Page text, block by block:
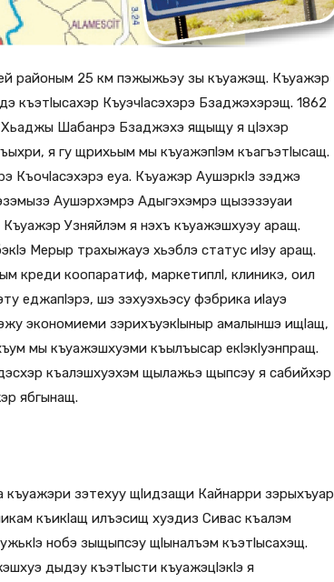
районым 25 км пэжыжьэу зы къуажэщ. Къуажэр
къэтlысахэр Къуэчlасэхэрэ Бзаджэхэрэщ. 1862
Шабанрэ Бзаджэхэ ящыщу я цlэхэр
я гу щрихьым мы къуажэпlэм къагъэтlысащ.
Къочlасэхэрэ еуа. Къуажэр Аушэркlэ зэджэ
Аушэрхэмрэ Адыгэхэмрэ щызэзэуаи
Узняйлэм я нэхъ къуажэшхуэу аращ.
Мерыр трахыжауэ хьэблэ статус иlэу аращ.
креди коопаратиф, маркетиплl, клиникэ, оил
еджапlэрэ, шэ зэхуэхьэсу фэбрика иlауэ
экономиеми зэрихъуэкlыныр амалыншэ ищlащ,
мы къуажэшхуэми къылъысар екlэкlуэнпращ.
къалэшхуэхэм щылажьэ щыпсэу я сабийхэр
ябгынащ.
къуажэри зэтехуу щlидзащи Кайнарри зэрыхъуар
къикlащ илъэсищ хуэдиз Сивас къалэм
нобэ зыщыпсэу щlыналъэм къэтlысахэщ.
дыдэу къэтlысти къуажэцlэкlэ я